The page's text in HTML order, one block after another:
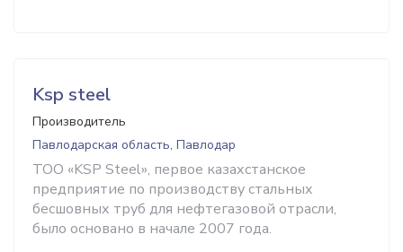
Ksp steel
Производитель
Павлодарская область, Павлодар
ТОО «KSP Steel», первое казахстанское
предприятие по производству стальных
бесшовных труб для нефтегазовой отрасли,
было основано в начале 2007 года.